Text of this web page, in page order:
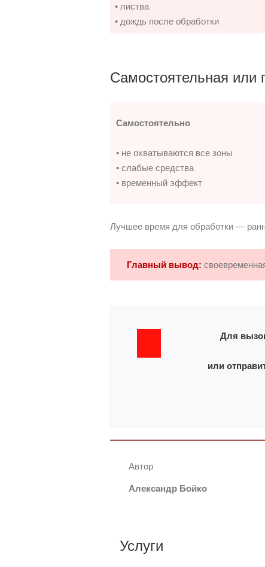
• листва
• дождь после обработки
Самостоятельная или
Самостоятельно
• не охватываются все зоны
• слабые средства
• временный эффект
Лучшее время для обработки —
Главный вывод:
Для
или
Автор
Александр Бойко
Услуги